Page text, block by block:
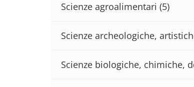
Scienze agroalimentari (5)
Scienze archeologiche,
Scienze biologiche, chimiche,